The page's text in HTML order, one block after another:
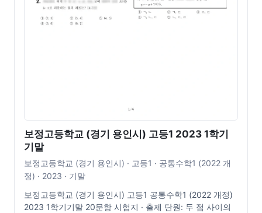
보정고등학교 (경기 용인시) 고등1 2023 1학기
기말
보정고등학교 (경기 용인시) · 고등1 · 공통수학1 (2022 개
정) · 2023 · 기말
보정고등학교 (경기 용인시) 고등1 공통수학1 (2022 개정)
2023 1학기기말 20문항 시험지 · 출제 단원: 두 점 사이의